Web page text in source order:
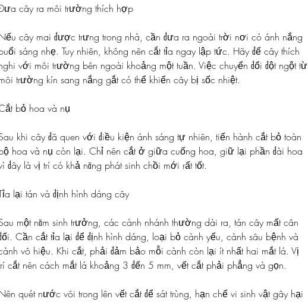
cây ra môi trường thích hợp
cây mai được trưng trong nhà, cần đưa ra ngoài trời nơi có ánh nắng
sáng nhẹ. Tuy nhiên, không nên cắt tỉa ngay lập tức. Hãy để cây thích
với môi trường bên ngoài khoảng một tuần. Việc chuyển đổi đột ngột từ
trường kín sang nắng gắt có thể khiến cây bị sốc nhiệt.
bỏ hoa và nụ
khi cây đã quen với điều kiện ánh sáng tự nhiên, tiến hành cắt bỏ toàn
hoa và nụ còn lại. Chỉ nên cắt ở giữa cuống hoa, giữ lại phần đài hoa
đây là vị trí có khả năng phát sinh chồi mới rất tốt.
lại tán và định hình dáng cây
một năm sinh trưởng, các cành nhánh thường dài ra, tán cây mất cân
Cần cắt tỉa lại để định hình dáng, loại bỏ cành yếu, cành sâu bệnh và
vô hiệu. Khi cắt, phải đảm bảo mỗi cành còn lại ít nhất hai mắt lá. Vị
cắt nên cách mắt lá khoảng 3 đến 5 mm, vết cắt phải phẳng và gọn.
quét nước vôi trong lên vết cắt để sát trùng, hạn chế vi sinh vật gây hại